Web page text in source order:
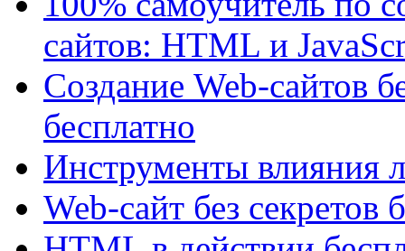
сайтов: HTML и
Создание Web-сайтов
бесплатно
Инструменты влияния
Web-сайт без секретов